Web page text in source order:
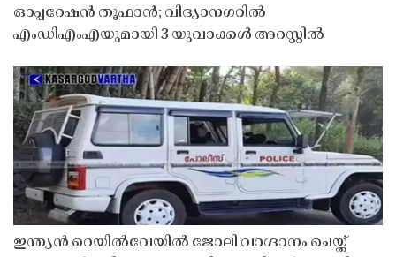
ഓപ്പറേഷൻ തൂഫാൻ; വിദ്യാനഗറിൽ
എംഡിഎംഎയുമായി 3 യുവാക്കൾ അറസ്റ്റിൽ
ഇന്ത്യൻ റെയിൽവേയിൽ ജോലി വാഗ്ദാനം ചെയ്ത്